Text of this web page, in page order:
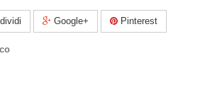
Google+ Pinterest